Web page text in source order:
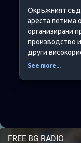
Окръжният съд
ареста петима
организирани
производство
други
See more...